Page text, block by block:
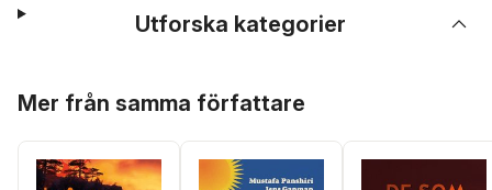
Utforska kategorier
Mer från samma författare